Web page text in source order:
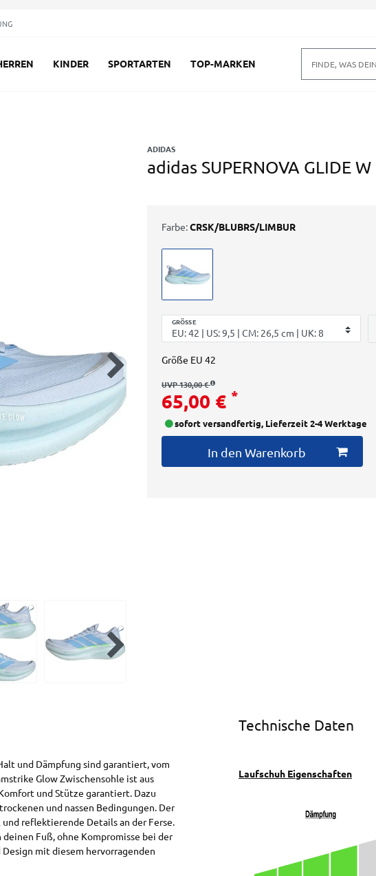
KINDER SPORTARTEN TOP-MARKEN
ADIDAS
adidas SUPERNOVA GLIDE
GRÖSSE
Farbe:CRSK/BLUBRS/LIMBUR
Größe EU 42
UVP 130,00 €
65,00 € *
sofort versandfertig, Lieferzeit 2-4 Werktage
In den Warenkorb
und Dämpfung sind garantiert, vom
Glow Zwischensohle ist aus
und Stütze garantiert. Dazu
und nassen Bedingungen. Der
reflektierende Details an der Ferse.
Fuß, ohne Kompromisse bei der
mit diesem hervorragenden
Technische Daten
Laufschuh Eigenschaften